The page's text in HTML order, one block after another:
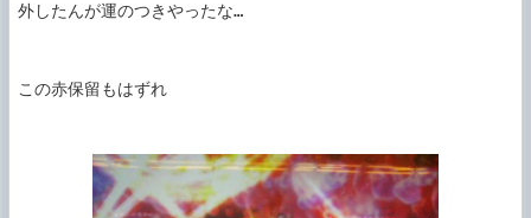
外したんが運のつきやったな…
この赤保留もはずれ